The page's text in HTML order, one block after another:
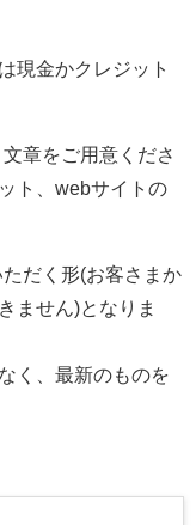
現金かクレジット
章をご用意くださ
ト、webサイトの
だく形(お客さまか
ません)となりま
く、最新のものを